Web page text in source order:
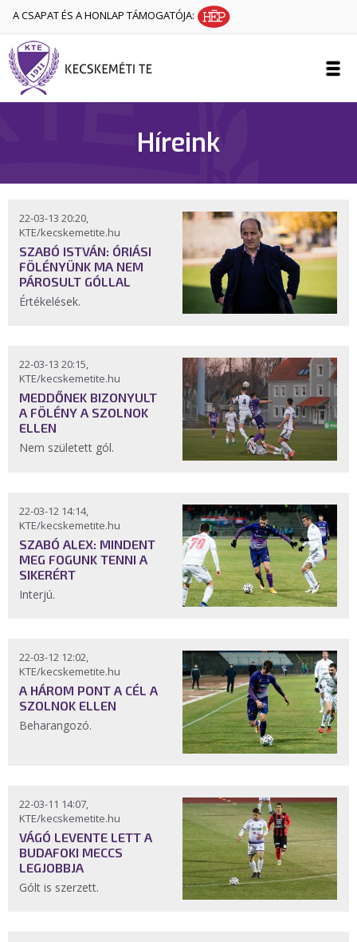
A CSAPAT ÉS A HONLAP TÁMOGATÓJA:
Híreink
22-03-13 20:20,
KTE/kecskemetite.hu
SZABÓ ISTVÁN: ÓRIÁSI
FÖLÉNYÜNK MA NEM
PÁROSULT GÓLLAL
Értékelések.
22-03-13 20:15,
KTE/kecskemetite.hu
MEDDŐNEK BIZONYULT
A FÖLÉNY A SZOLNOK
ELLEN
Nem született gól.
22-03-12 14:14,
KTE/kecskemetite.hu
SZABÓ ALEX: MINDENT
MEG FOGUNK TENNI A
SIKERÉRT
Interjú.
22-03-12 12:02,
KTE/kecskemetite.hu
A HÁROM PONT A CÉL A
SZOLNOK ELLEN
Beharangozó.
22-03-11 14:07,
KTE/kecskemetite.hu
VÁGÓ LEVENTE LETT A
BUDAFOKI MECCS
LEGJOBBJA
Gólt is szerzett.